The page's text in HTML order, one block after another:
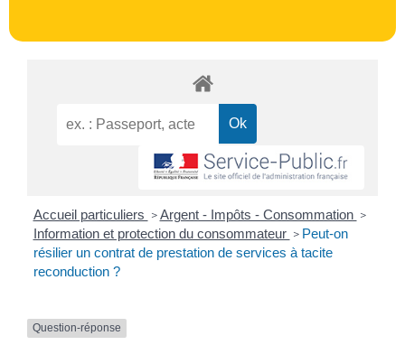
Accueil particuliers > Argent - Impôts - Consommation >
Information et protection du consommateur > Peut-on
résilier un contrat de prestation de services à tacite
reconduction ?
Question-réponse